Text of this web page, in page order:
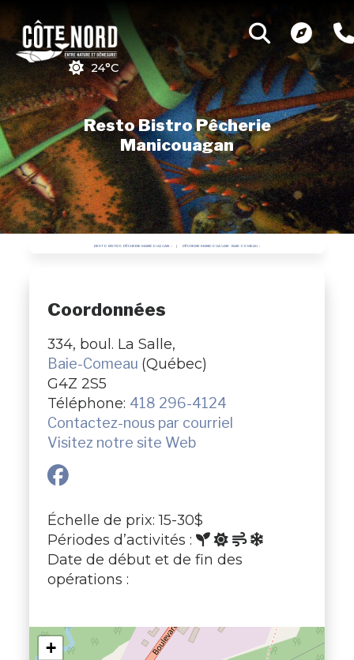
24°C
Resto Bistro Pêcherie
Manicouagan
RESTO BISTRO PÊCHERIE MANICOUAGAN PÊCHERIE MANICOUAGAN - BAIE-COMEAU
Coordonnées
334, boul. La Salle,
Baie-Comeau (Québec)
G4Z 2S5
Téléphone: 418 296-4124
Contactez-nous par courriel
Visitez notre site Web
Échelle de prix: 15-30$
Périodes d’activités :
Date de début et de fin des
opérations :
+